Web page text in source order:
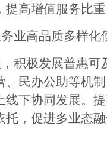
高增值服务比
业高品质多样化
积极发展普惠
民办公助等机
线下协同发展。
托，促进多业态